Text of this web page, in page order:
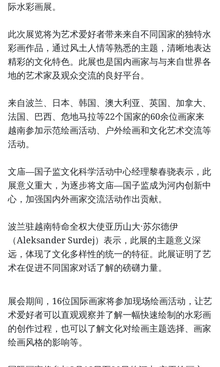
际水彩画展。
此次展览将为艺术爱好者带来来自不同国家的独特水
彩画作品，通过风土人情等熟悉的主题，清晰地表达
精彩的文化特色。此展也是国内画家与与来自世界各
地的艺术家及观众交流的良好平台。
来自波兰、日本、韩国、澳大利亚、英国、加拿大、
法国、巴西、危地马拉等22个国家的60余位画家来
越南参加示范绘画活动、户外绘画和文化艺术交流等
活动。
文庙—国子监文化科学活动中心经理黎春骁表示，此
展意义重大，为逐步将文庙—国子监成为河内创新中
心，加强国内外画家交流活动作出贡献。
波兰驻越南特命全权大使亚历山大·苏尔德伊
（Aleksander Surdej）表示，此展的主题意义深
远，体现了文化多样性的统一的特征。此展证明了艺
术在促进不同国家对话了解的磅礴力量。
展会期间，16位国际画家将参加现场绘画活动，让艺
术爱好者可以直观观察并了解一幅快速绘制的水彩画
的创作过程，也可以了解文化对绘画主题选择、画家
绘画风格的影响等。